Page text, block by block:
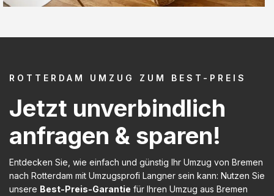
ROTTERDAM UMZUG ZUM BEST-PREIS
Jetzt unverbindlich
anfragen & sparen!
Entdecken Sie, wie einfach und günstig Ihr Umzug von Bremen
nach Rotterdam mit Umzugsprofi Langner sein kann: Nutzen Sie
unsere Best-Preis-Garantie für Ihren Umzug aus Bremen